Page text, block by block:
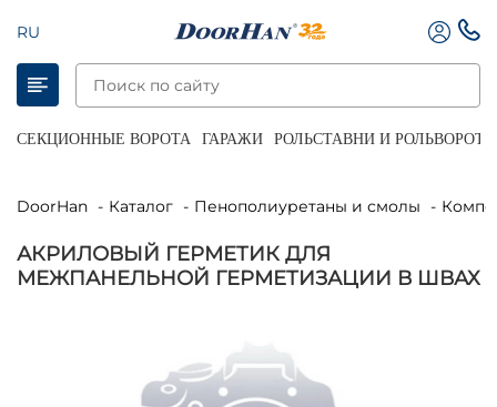
RU
СЕКЦИОННЫЕ ВОРОТА ГАРАЖИ РОЛЬСТАВНИ И РОЛЬВОРОТА
DoorHan Каталог Пенополиуретаны и смолы
АКРИЛОВЫЙ ГЕРМЕТИК ДЛЯ
МЕЖПАНЕЛЬНОЙ ГЕРМЕТИЗАЦИИ В ШВАХ